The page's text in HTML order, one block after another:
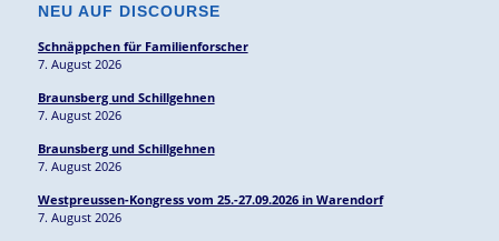
NEU AUF DISCOURSE
Schnäppchen für Familienforscher
7. August 2026
Braunsberg und Schillgehnen
7. August 2026
Braunsberg und Schillgehnen
7. August 2026
Westpreussen-Kongress vom 25.-27.09.2026 in Warendorf
7. August 2026